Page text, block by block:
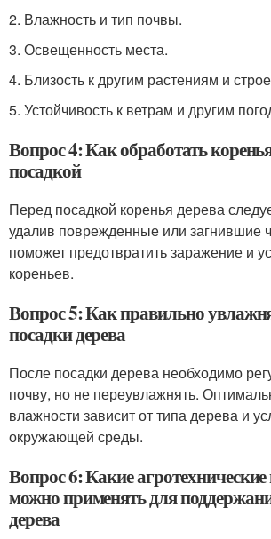
2. Влажность и тип почвы.
3. Освещенность места.
4. Близость к другим растениям и
5. Устойчивость к ветрам и другим
Вопрос 4: Как обработать
посадкой
Перед посадкой коренья дерева
удалив поврежденные или загнившие
поможет предотвратить заражение и
кореньев.
Вопрос 5: Как правильно
посадки дерева
После посадки дерева необходимо
почву, но не переувлажнять.
влажности зависит от типа дерева и
окружающей среды.
Вопрос 6: Какие
можно применять для
дерева